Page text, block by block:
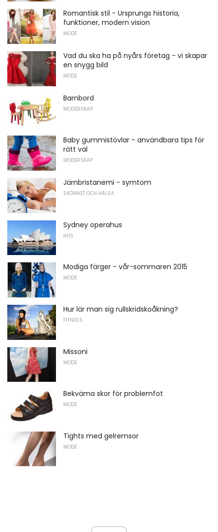
Romantisk stil - Ursprungs historia,
funktioner, modern vision
MODE
Vad du ska ha på nyårs företag - vi skapar
en snygg bild
MODE
Barnbord
MODERSKAP
Baby gummistövlar - användbara tips för
rätt val
MODERSKAP
Järnbristanemi - symtom
SKÖNHET OCH HÄLSA
Sydney operahus
HUS
Modiga färger - vår-sommaren 2015
MODE
Hur lär man sig rullskridskoåkning?
FITNESS
Missoni
MODE
Bekväma skor för problemfot
MODE
Tights med gelremsor
MODE